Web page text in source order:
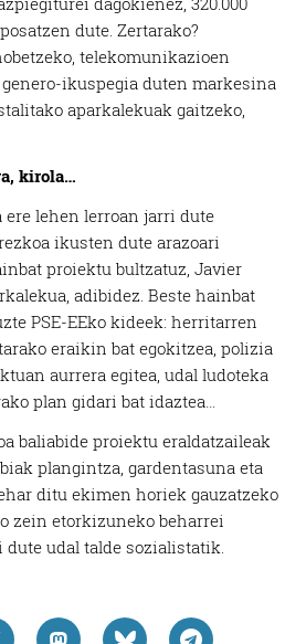
dute. Zertarako?
telekomunikazioen
ikuspegia duten markesina
aparkalekuak gaitzeko,
kirola…
ere lehen lerroan jarri dute
ikusten dute arazoari
proiektu bultzatuz, Javier
adibidez. Beste hainbat
PSE-EEko kideek: herritarren
eraikin bat egokitzea, polizia
aurrera egitea, udal ludoteka
plan gidari bat idaztea…
baliabide proiektu eraldatzaileak
plangintza, gardentasuna eta
ditu ekimen horiek gauzatzeko
zein etorkizuneko beharrei
dute udal talde sozialistatik.